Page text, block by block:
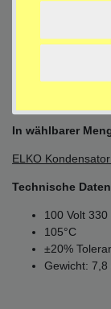
Weitere Details
In wählbarer
ELKO
Technische
100 Volt 330
105°C
±20%
Gewicht: